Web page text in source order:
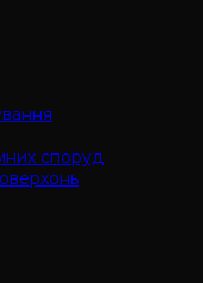
споруд